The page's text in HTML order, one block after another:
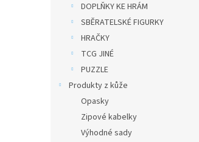
DOPLŇKY KE HRÁM
SBĚRATELSKÉ FIGURKY
HRAČKY
TCG JINÉ
PUZZLE
Produkty z kůže
Opasky
Zipové kabelky
Výhodné sady